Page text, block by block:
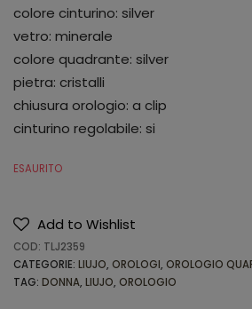
colore cinturino: silver
vetro: minerale
colore quadrante: silver
pietra: cristalli
chiusura orologio: a clip
cinturino regolabile: si
ESAURITO
Add to Wishlist
COD: TLJ2359
CATEGORIE: LIUJO, OROLOGI, OROLOGIO
TAG: DONNA, LIUJO, OROLOGIO